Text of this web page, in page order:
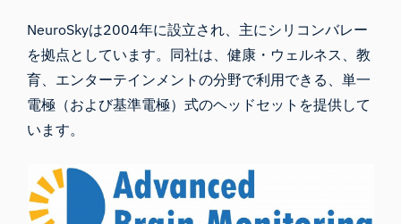
NeuroSkyは2004年に設立され、主にシリコンバレー
を拠点としています。同社は、健康・ウェルネス、教
育、エンターテインメントの分野で利用できる、単一
電極（および基準電極）式のヘッドセットを提供して
います。